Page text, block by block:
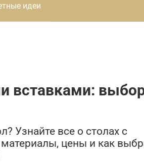
идеи
вставками:
Узнайте все о столах с
цены и как